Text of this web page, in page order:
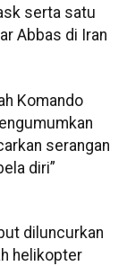
serta satu
Abbas di Iran
Komando
serangan
diri”
diluncurkan
helikopter